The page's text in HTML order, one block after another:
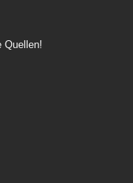
Quellen!